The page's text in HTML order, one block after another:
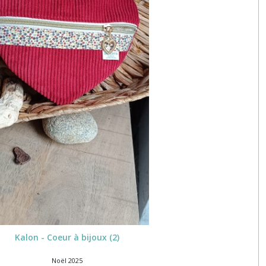
Kalon - Coeur à bijoux (2)
Noël 2025